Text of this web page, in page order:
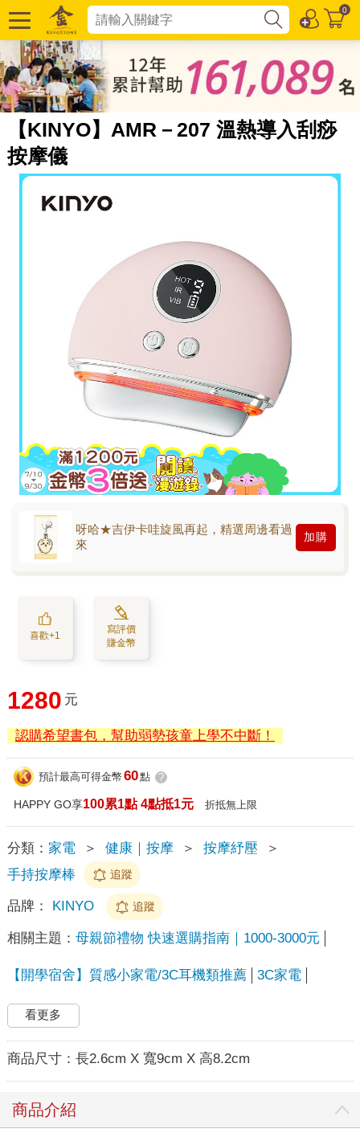
0
【KINYO】AMR－207 溫熱導入刮痧
按摩儀
呀哈★吉伊卡哇旋風再起，精選周邊看過
來
加購
喜歡+1
寫評價
賺金幣
1280 元
認購希望書包，幫助弱勢孩童上學不中斷！
預計最高可得金幣 60點 ?
HAPPY GO享100累1點 4點抵1元 折抵無上限
分類： 家電 ＞ 健康｜按摩 ＞ 按摩紓壓
＞
手持按摩棒
追蹤
品牌： KINYO 追蹤
相關主題： 母親節禮物 快速選購指南｜1000-3000元
【開學宿舍】質感小家電/3C耳機類推薦 3C家電
看更多
商品尺寸： 長2.6cm X 寬9cm X 高8.2cm
商品介紹